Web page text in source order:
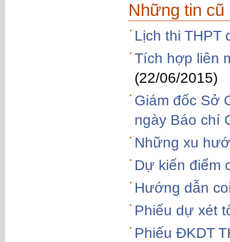
Những tin cũ
Lịch thi THPT
Tích hợp liên
(22/06/2015)
Giám đốc Sở
ngày Báo chí
Những xu
Dự kiến điểm
Hướng dẫn
Phiếu dự xét
Phiếu ĐKDT